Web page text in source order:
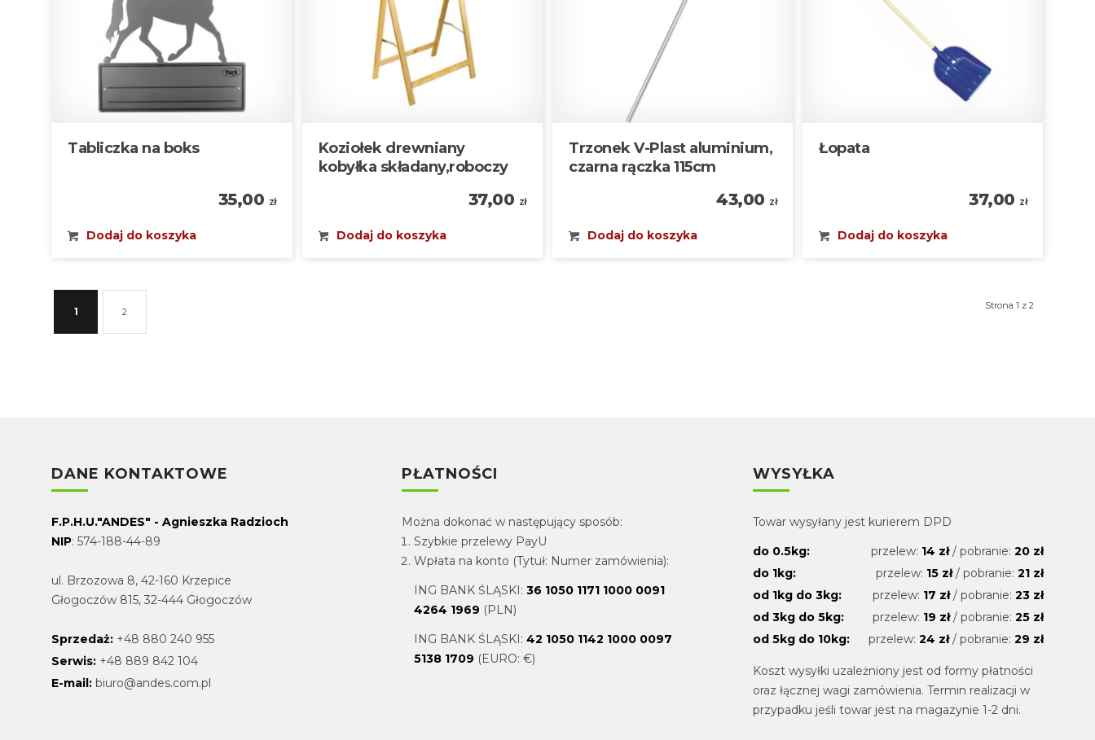
Tabliczka na boks
35,00 zł
Dodaj do koszyka
Koziołek drewniany
kobyłka składany,roboczy
37,00 zł
Dodaj do koszyka
Trzonek V-Plast aluminium,
czarna rączka 115cm
43,00 zł
Dodaj do koszyka
Łopata
37,00 zł
Dodaj do koszyka
Strona 1 z 2
1 2
DANE KONTAKTOWE
F.P.H.U."ANDES" - Agnieszka Radzioch
NIP: 574-188-44-89
ul. Brzozowa 8, 42-160 Krzepice
Głogoczów 815, 32-444 Głogoczów
Sprzedaż: +48 880 240 955
Serwis: +48 889 842 104
E-mail: biuro@andes.com.pl
PŁATNOŚCI
Można dokonać w następujący sposób:
Szybkie przelewy PayU
Wpłata na konto (Tytuł: Numer zamówienia):
ING BANK ŚLĄSKI:36 1050 1171 1000 0091
4264 1969 (PLN)
ING BANK ŚLĄSKI:42 1050 1142 1000 0097
5138 1709 (EURO: €)
WYSYŁKA
Towar wysyłany jest kurierem DPD
do 0.5kg:
przelew: 14 zł/ pobranie: 20 zł
do 1kg:
przelew: 15 zł/ pobranie: 21 zł
od 1kg do 3kg:
przelew: 17 zł/ pobranie: 23 zł
od 3kg do 5kg:
przelew: 19 zł/ pobranie: 25 zł
od 5kg do 10kg:
przelew: 24 zł/ pobranie: 29 zł
Koszt wysyłki uzależniony jest od formy płatności
oraz łącznej wagi zamówienia. Termin realizacji w
przypadku jeśli towar jest na magazynie 1-2 dni.